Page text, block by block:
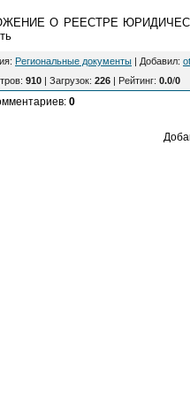
О РЕЕСТРЕ
: Региональные документы Добавил:
: 910 Загрузок: 226 Рейтинг: 0.0/0
: 0